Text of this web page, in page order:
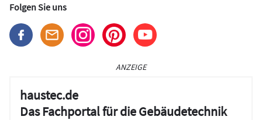
Folgen Sie uns
ANZEIGE
haustec.de
Das Fachportal für die Gebäudetechnik